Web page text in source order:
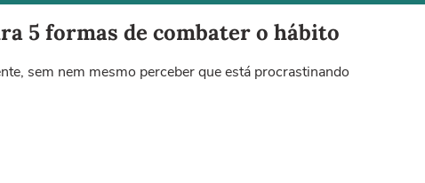
5 formas de combater o hábito
sem nem mesmo perceber que está procrastinando